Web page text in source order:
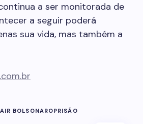
a ser monitorada de
a seguir poderá
sua vida, mas também a
BOLSONAROPRISÃO